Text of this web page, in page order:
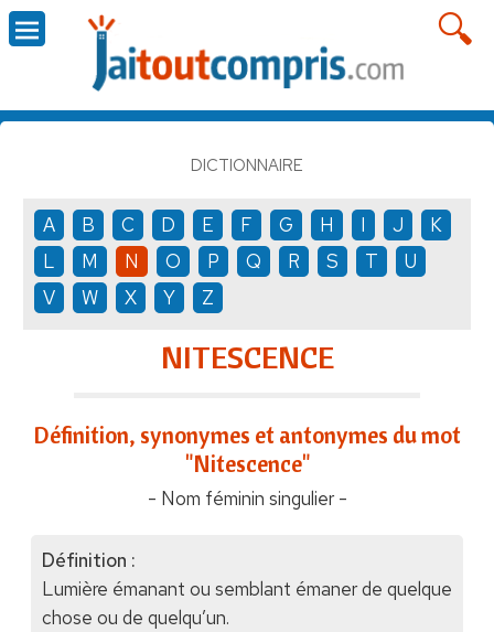
DICTIONNAIRE
A B C D E F G H I J
K
L
M N O P Q R S T
U
V
W X Y Z
NITESCENCE
Définition, synonymes et antonymes du mot
"Nitescence"
- Nom féminin singulier -
Définition :
Lumière émanant ou semblant émaner de quelque
chose ou de quelqu’un.